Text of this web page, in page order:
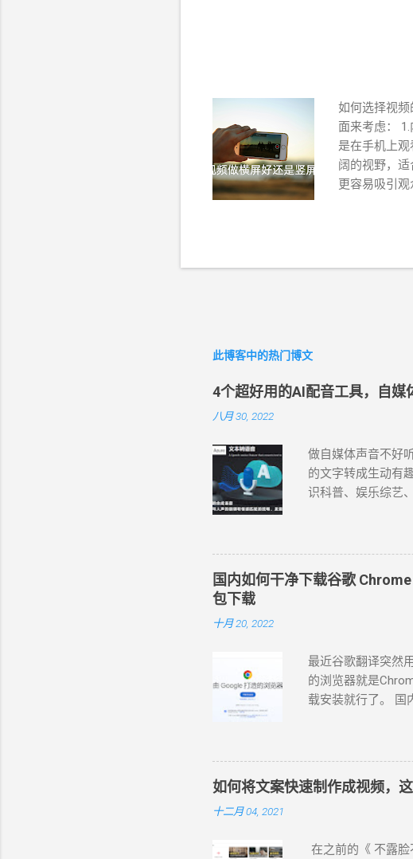
如何选择视
面来考虑：
是在手机上
阔的视野，
更容易吸引
竖屏： 适合
频创作的热
合自己风格
此博客中的热门博文
4个超好用的AI配音工具，自媒
八月 30, 2022
做自媒体声音不好
的文字转成生动有
识科普、娱乐综艺
语言和变体的 400
晓萱、晓辰、晓涵
杨、云希、云野
https://
法使用 ) 使用心得
录屏或录音软件，
版的可以无限无
果、模板等，可免
网页版本 需注册登
然是基于Azure，但
国内如何干净下载谷歌
包下载
十月 20, 2022
最近谷歌翻译突然
的浏览器就是
载安装就行了。 国
首页的网页文件。
常不方便。
即独立安装包。
小88.89MB，这就
如何将文案快速制作成视频，
十二月 04, 2021
在之前的《 不露